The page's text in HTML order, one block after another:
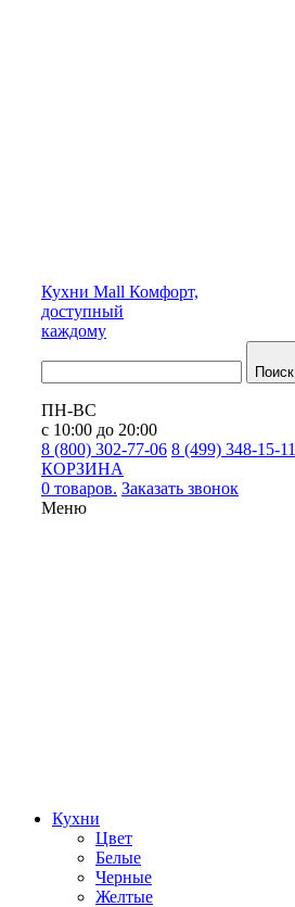
Кухни Mall Комфорт,
доступный
каждому
Поиск
ПН-ВС
с 10:00 до 20:00
8 (800) 302-77-06 8 (499) 348-15-11
КОРЗИНА
0 товаров. Заказать звонок
Меню
Кухни
Цвет
Белые
Черные
Желтые